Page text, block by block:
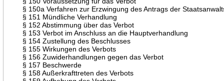
§ 150a Verfahren zur Erzwingung des Antrags der
§ 151 Mündliche Verhandlung
§ 152 Abstimmung über das Verbot
§ 153 Verbot im Anschluss an die Hauptverhandlung
§ 154 Zustellung des Beschlusses
§ 155 Wirkungen des Verbots
§ 156 Zuwiderhandlungen gegen das Verbot
§ 157 Beschwerde
§ 158 Außerkrafttreten des Verbots